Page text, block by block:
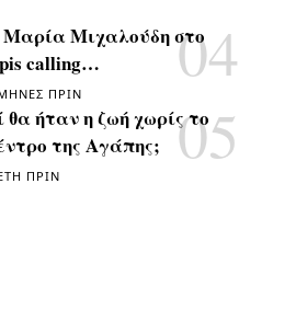
Μιχαλούδη στο
calling…
ΠΡΙΝ
θα ήταν η ζωή χωρίς το
της Αγάπης;
ΠΡΙΝ